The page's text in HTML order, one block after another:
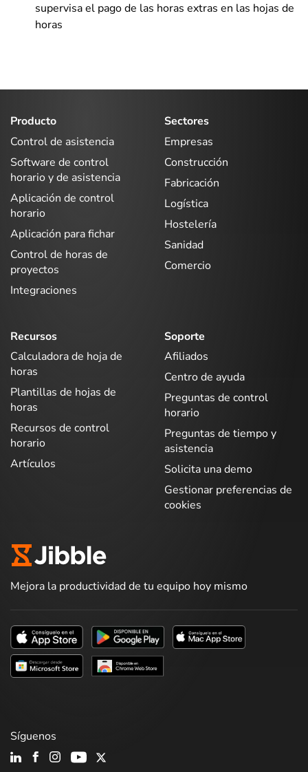
supervisa el pago de las horas extras en las hojas de
horas
Producto
Control de asistencia
Software de control
horario y de asistencia
Aplicación de control
horario
Aplicación para fichar
Control de horas de
proyectos
Integraciones
Sectores
Empresas
Construcción
Fabricación
Logística
Hostelería
Sanidad
Comercio
Recursos
Calculadora de hoja de
horas
Plantillas de hojas de
horas
Recursos de control
horario
Artículos
Soporte
Afiliados
Centro de ayuda
Preguntas de control
horario
Preguntas de tiempo y
asistencia
Solicita una demo
Gestionar preferencias de
cookies
Mejora la productividad de tu equipo hoy mismo
Síguenos